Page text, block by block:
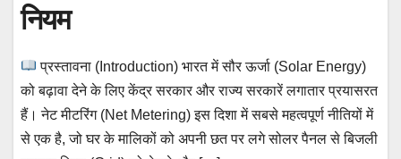
नियम
प्रस्तावना (Introduction) भारत में सौर ऊर्जा (Solar Energy)
को बढ़ावा देने के लिए केंद्र सरकार और राज्य सरकारें लगातार प्रयासरत
हैं। नेट मीटरिंग (Net Metering) इस दिशा में सबसे महत्वपूर्ण नीतियों में
से एक है, जो घर के मालिकों को अपनी छत पर लगे सोलर पैनल से बिजली